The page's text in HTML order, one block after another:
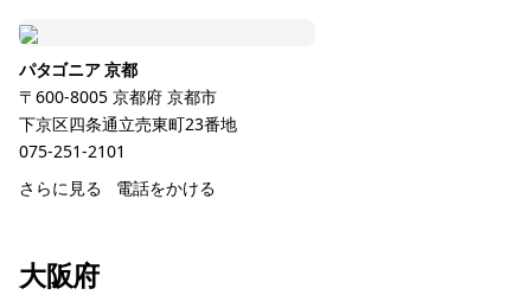
パタゴニア 京都
〒600-8005 京都府 京都市
下京区四条通立売東町23番地
075-251-2101
さらに見る
電話をかける
大阪府